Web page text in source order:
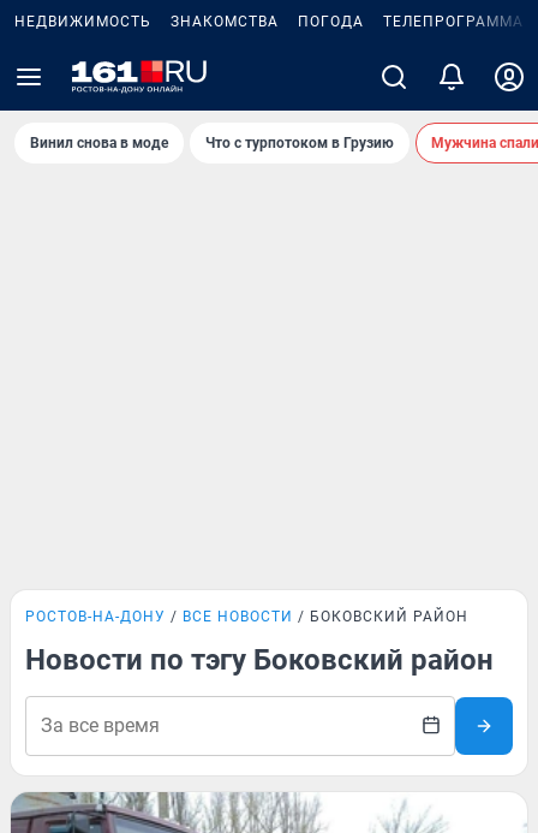
НЕДВИЖИМОСТЬ ЗНАКОМСТВА ПОГОДА ТЕЛЕПРОГРАММА
Винил снова в моде Что с турпотоком в Грузию Мужчина
РОСТОВ-НА-ДОНУ ВСЕ НОВОСТИ БОКОВСКИЙ РАЙОН
Новости по тэгу Боковский район